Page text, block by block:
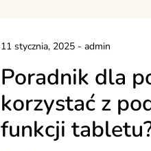
11 stycznia, 2025- admin
Poradnik dla
korzystać z
funkcji